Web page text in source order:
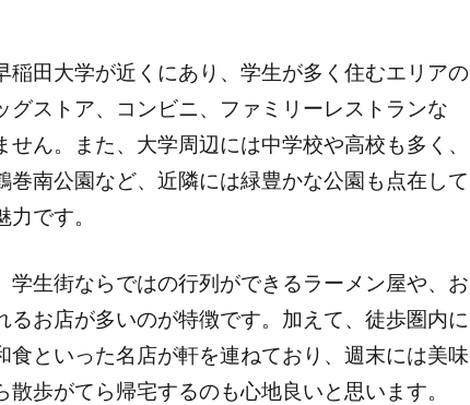
田大学が近くにあり、学生が多く住むエリアの
ストア、コンビニ、ファミリーレストランな
ん。また、大学周辺には中学校や高校も多く、
南公園など、近隣には緑豊かな公園も点在して
です。
生街ならではの行列ができるラーメン屋や、お
お店が多いのが特徴です。加えて、徒歩圏内に
といった名店が軒を連ねており、週末には美味
歩がてら帰宅するのも心地良いと思います。